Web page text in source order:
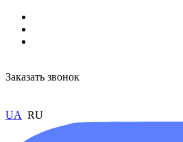
Заказать звонок
UA RU